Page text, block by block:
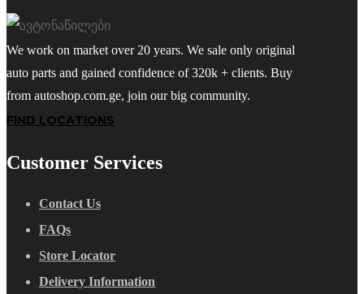
We work on market over 20 years. We sale only original
auto parts and gained confidence of 320k + clients. Buy
from autoshop.com.ge, join our big community.
FIND LOCATIONS
Customer Services
Contact Us
FAQs
Store Locator
Delivery Information